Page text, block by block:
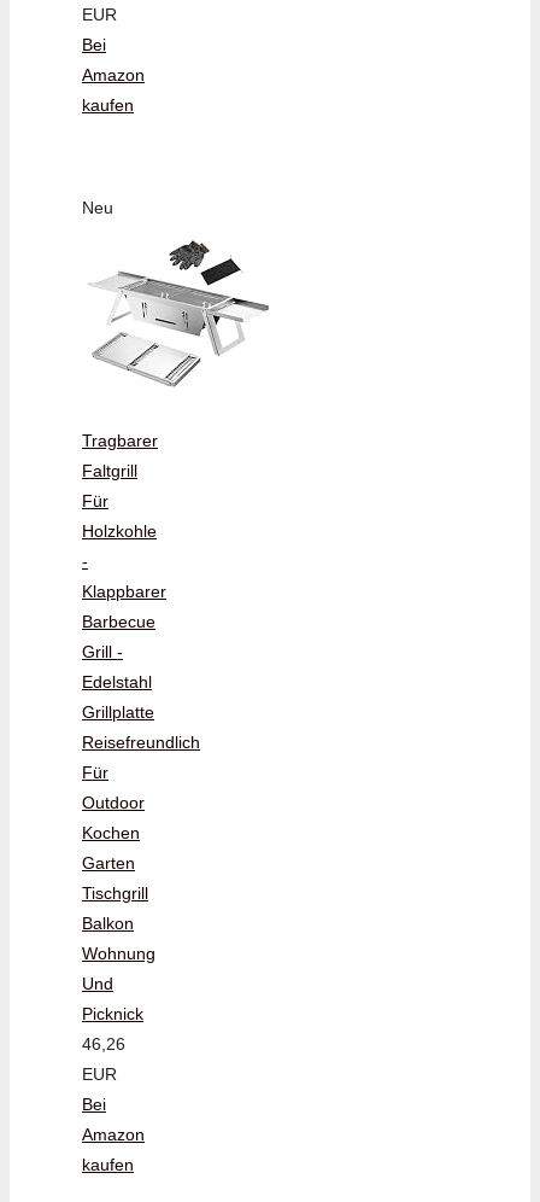
EUR
Bei
Amazon
kaufen
Neu
Tragbarer
Faltgrill
Für
Holzkohle
-
Klappbarer
Barbecue
Grill -
Edelstahl
Grillplatte
Reisefreundlich
Für
Outdoor
Kochen
Garten
Tischgrill
Balkon
Wohnung
Und
Picknick
46,26
EUR
Bei
Amazon
kaufen